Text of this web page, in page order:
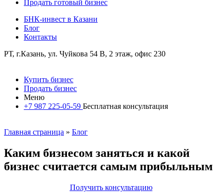
Продать готовый бизнес
БНК-инвест в Казани
Блог
Контакты
РТ, г.Казань, ул. Чуйкова 54 В, 2 этаж, офис 230
Купить бизнес
Продать бизнес
Меню
+7 987 225-05-59 Бесплатная консультация
Главная страница » Блог
Каким бизнесом заняться и какой
бизнес считается самым прибыльным
Получить консультацию